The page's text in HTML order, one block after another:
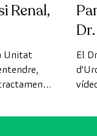
Renal,
Unitat
i
El